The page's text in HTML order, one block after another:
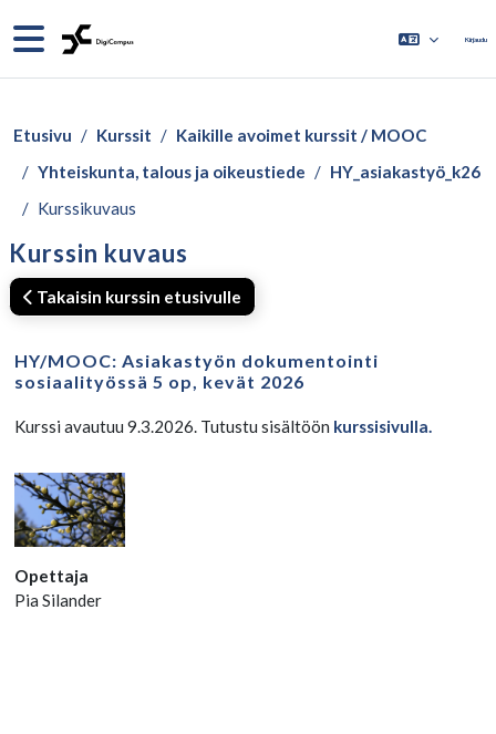
Sivupaneeli Kirjaudu
Etusivu Kurssit
Kaikille avoimet kurssit / MOOC
Yhteiskunta, talous ja oikeustiede
HY_asiakastyö_k26
Kurssikuvaus
Kurssin kuvaus
Takaisin kurssin etusivulle
HY/MOOC: Asiakastyön dokumentointi
sosiaalityössä 5 op, kevät 2026
Kurssi avautuu 9.3.2026. Tutustu sisältöön kurssisivulla.
Opettaja
Pia Silander